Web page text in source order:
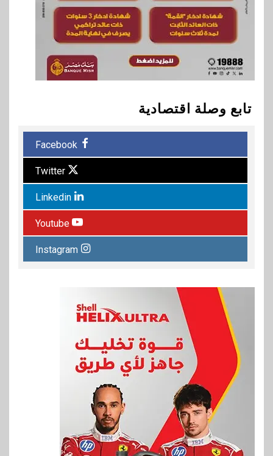
تابع وصلة اقتصادية
Facebook
Twitter
Linkedin
Youtube
Instagram